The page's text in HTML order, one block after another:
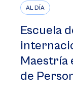
AL DÍA
Escuela
Maestría
de